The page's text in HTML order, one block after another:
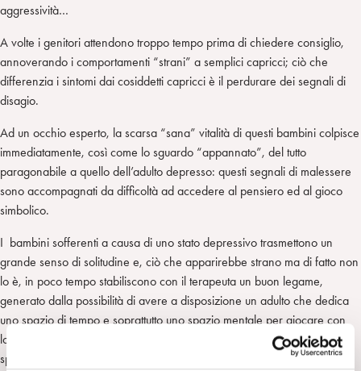
aggressività…
A volte i genitori attendono troppo tempo prima di chiedere consiglio,
annoverando i comportamenti “strani” a semplici capricci; ciò che
differenzia i sintomi dai cosiddetti capricci è il perdurare dei segnali di
disagio.
Ad un occhio esperto, la scarsa “sana” vitalità di questi bambini colpisce
immediatamente, così come lo sguardo “appannato”, del tutto
paragonabile a quello dell’adulto depresso: questi segnali di malessere
sono accompagnati da difficoltà ad accedere al pensiero ed al gioco
simbolico.
I bambini sofferenti a causa di uno stato depressivo trasmettono un
grande senso di solitudine e, ciò che apparirebbe strano ma di fatto non
lo è, in poco tempo stabiliscono con il terapeuta un buon legame,
generato dalla possibilità di avere a disposizione un adulto che dedica
uno spazio di tempo e soprattutto uno spazio mentale per giocare con
loro. La prima causa di depressione infantile è infatti la solitudine, che
spesso sconfina nel maltrattamento psicologico dovuto a carenze